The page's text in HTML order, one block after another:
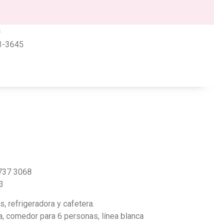
3645
3068
refrigeradora y cafetera.
comedor para 6 personas, línea blanca